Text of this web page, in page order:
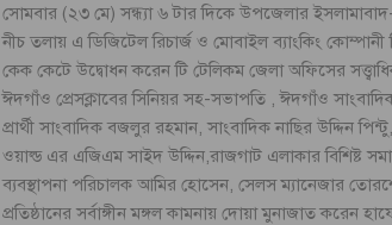
সোমবার (২৩ মে) সন্ধ্যা ৬ টার দিকে উপজেলার
নীচ তলায় এ ডিজিটেল রিচার্জ ও মোবাইল ব্যাংকিং
কেক কেটে উদ্বোধন করেন টি টেলিকম জেলা অফিসের
ঈদগাঁও প্রেসক্লাবের সিনিয়র সহ-সভাপতি , ঈদগাঁও
প্রার্থী সাংবাদিক বজলুর রহমান, সাংবাদিক নাছির উদ্দিন
ওয়াল্ড এর এজিএম সাইদ উদ্দিন,রাজগাট এলাকার বিশিষ্ট
ব্যবস্থাপনা পরিচালক আমির হোসেন, সেলস ম্যানেজার
প্রতিষ্ঠানের সর্বাঙ্গীন মঙ্গল কামনায় দোয়া মুনাজাত করেন